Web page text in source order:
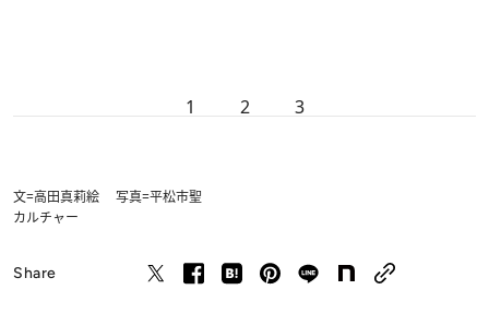
1 2 3
文=高田真莉絵 写真=平松市聖
カルチャー
Share